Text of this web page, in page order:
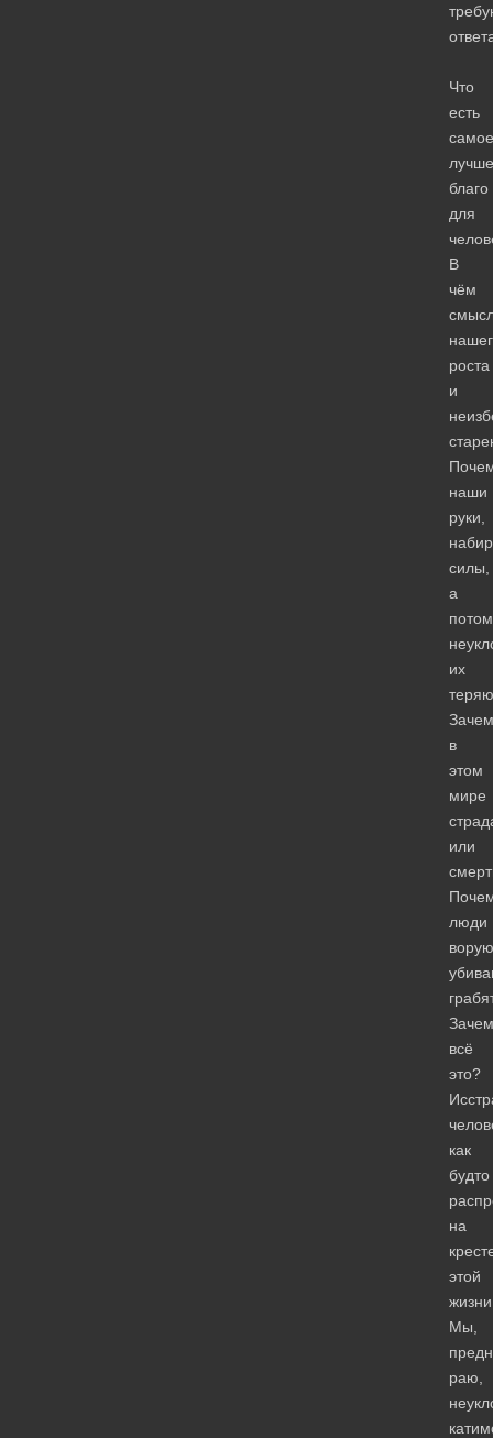
Что
есть
самое
благо
для
В
чём
роста
и
наши
руки,
силы,
а
потом
их
Зачем
в
этом
мире
или
люди
Зачем
всё
это?
как
будто
на
этой
Мы,
раю,